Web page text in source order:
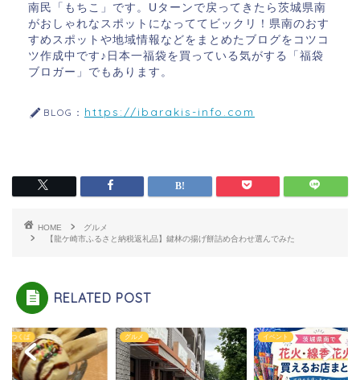
南民「もちこ」です。Uターンで戻ってきたら茨城県南
がおしゃれなスポットになっててビックリ！県南のおす
すめスポットや地域情報などをまとめたブログをコツコ
ツ作成中です♪日本一福袋を買っている気がする「福袋
ブロガー」でもあります。
BLOG： https://ibarakis-info.com
HOME
グルメ
【龍ケ崎市ふるさと納税返礼品】鍵林の揚げ餅詰め合わせ選んでみた
RELATED POST
スつくば グルメ イベント